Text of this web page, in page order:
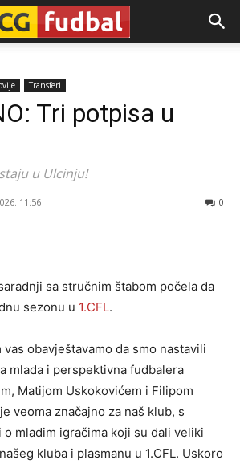
Transferi
Tri potpisa u
u Ulcinju!
11:56 0
sa stručnim štabom počela da
sezonu u 1.CFL.
obavještavamo da smo nastavili
mlada i perspektivna fudbalera
Matijom Uskokovićem i Filipom
veoma značajno za naš klub, s
mladim igračima koji su dali veliki
kluba i plasmanu u 1.CFL. Uskoro